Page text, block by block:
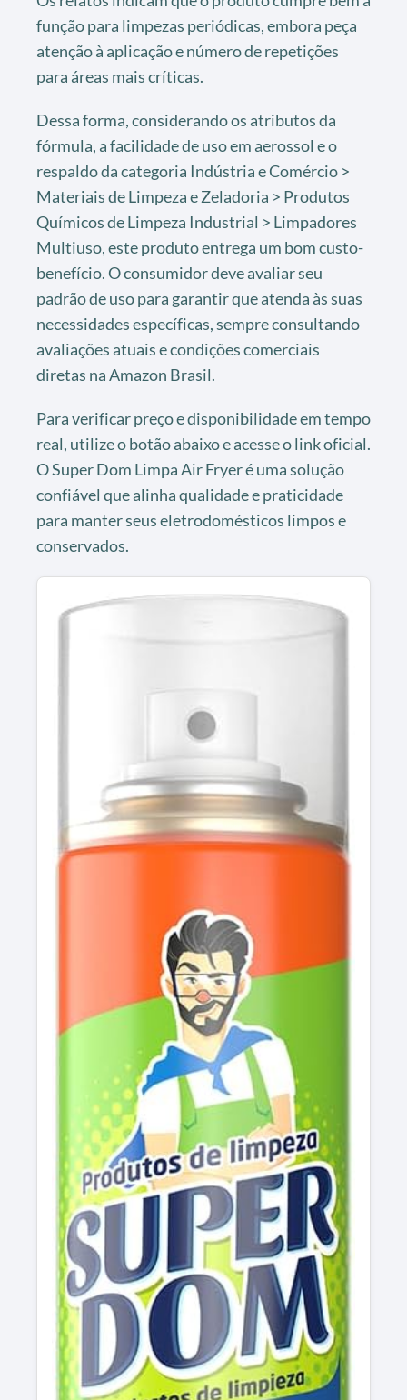
função para limpezas periódicas, embora peça
atenção à aplicação e número de repetições
para áreas mais críticas.
Dessa forma, considerando os atributos da
fórmula, a facilidade de uso em aerossol e o
respaldo da categoria Indústria e Comércio >
Materiais de Limpeza e Zeladoria > Produtos
Químicos de Limpeza Industrial > Limpadores
Multiuso, este produto entrega um bom custo-
benefício. O consumidor deve avaliar seu
padrão de uso para garantir que atenda às suas
necessidades específicas, sempre consultando
avaliações atuais e condições comerciais
diretas na Amazon Brasil.
Para verificar preço e disponibilidade em tempo
real, utilize o botão abaixo e acesse o link oficial.
O Super Dom Limpa Air Fryer é uma solução
confiável que alinha qualidade e praticidade
para manter seus eletrodomésticos limpos e
conservados.